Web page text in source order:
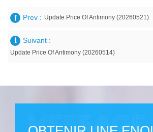
Prev : Update Price Of Antimony (20260521)
Suivant :
Update Price Of Antimony (20260514)